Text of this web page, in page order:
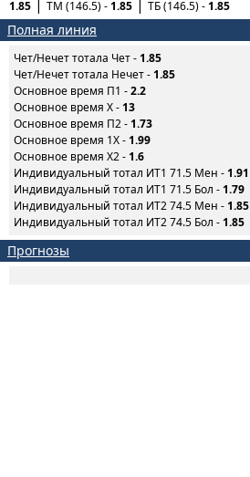
1.85
ТМ (146.5) -1.85 ТБ (146.5) -1.85
Полная линия
Чет/Нечет тотала Чет - 1.85
Чет/Нечет тотала Нечет - 1.85
Основное время П1 -2.2
Основное время X - 13
Основное время П2 - 1.73
Основное время 1X - 1.99
Основное время X2 - 1.6
Индивидуальный тотал ИТ1 71.5 Мен - 1.91
Индивидуальный тотал ИТ1 71.5 Бол - 1.79
Индивидуальный тотал ИТ2 74.5 Мен - 1.85
Индивидуальный тотал ИТ2 74.5 Бол - 1.85
Прогнозы